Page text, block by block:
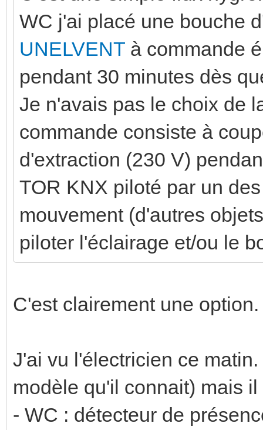
WC j'ai placé une bouche
UNELVENT à commande
pendant 30 minutes dès
Je n'avais pas le choix de
commande consiste à
d'extraction (230 V)
TOR KNX piloté par un
mouvement (d'autres
piloter l'éclairage et/ou le
C'est clairement une option.
J'ai vu l'électricien ce
modèle qu'il connait) mais
- WC : détecteur de